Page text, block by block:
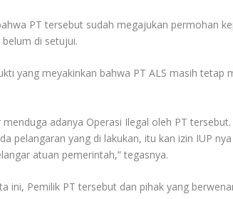
PT tersebut sudah megajukan permohan
di setujui.
yang meyakinkan bahwa PT ALS masih
adanya Operasi Ilegal oleh PT
pelangaran yang di lakukan, itu kan izin IUP
atuan pemerintah,” tegasnya.
ini, Pemilik PT tersebut dan pihak yang